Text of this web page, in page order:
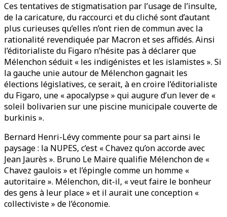
Ces tentatives de stigmatisation par l’usage de l’insulte,
de la caricature, du raccourci et du cliché sont d’autant
plus curieuses qu’elles n’ont rien de commun avec la
rationalité revendiquée par Macron et ses affidés. Ainsi
l’éditorialiste du Figaro n’hésite pas à déclarer que
Mélenchon séduit « les indigénistes et les islamistes ». Si
la gauche unie autour de Mélenchon gagnait les
élections législatives, ce serait, à en croire l’éditorialiste
du Figaro, une « apocalypse » qui augure d’un lever de «
soleil bolivarien sur une piscine municipale couverte de
burkinis ».
Bernard Henri-Lévy commente pour sa part ainsi le
paysage : la NUPES, c’est « Chavez qu’on accorde avec
Jean Jaurès ». Bruno Le Maire qualifie Mélenchon de «
Chavez gaulois » et l’épingle comme un homme «
autoritaire ». Mélenchon, dit-il, « veut faire le bonheur
des gens à leur place » et il aurait une conception «
collectiviste » de l’économie.